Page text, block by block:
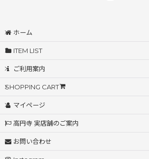
ホーム
ITEM LIST
ご利用案内
SHOPPING CART
マイページ
高円寺 実店舗のご案内
お問い合わせ